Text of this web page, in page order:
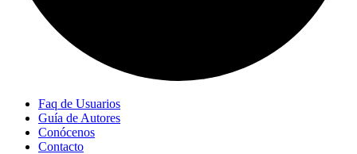
Faq de Usuarios
Guía de Autores
Conócenos
Contacto